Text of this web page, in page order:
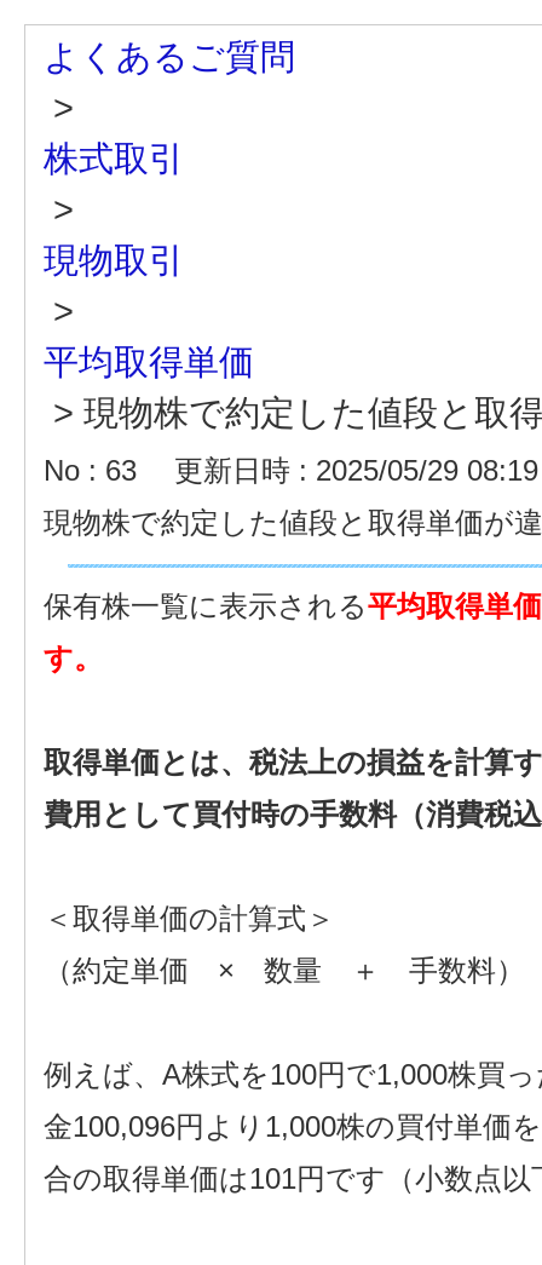
よくあるご質問
>
株式取引
>
現物取引
>
平均取得単価
> 現物株で約定した値段と取
No : 63
更新日時 : 2025/05/29 08:19
現物株で約定した値段と取得単価が
保有株一覧に表示される平均取得単
す。
取得単価とは、税法上の損益を計算
費用として買付時の手数料（消費税
＜取得単価の計算式＞
（約定単価 × 数量 ＋ 手数料
例えば、A株式を100円で1,000株買
金100,096円より1,000株の買付単価
合の取得単価は101円です（小数点